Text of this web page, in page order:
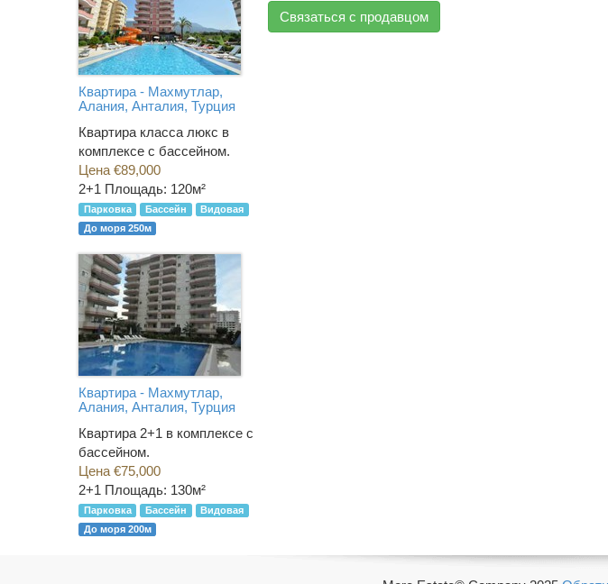
Связаться с продавцом
Квартира - Махмутлар,
Алания, Анталия, Турция
Квартира класса люкс в
комплексе с бассейном.
Цена €89,000
2+1 Площадь: 120м²
Парковка Бассейн
Видовая
До моря 250м
Квартира - Махмутлар,
Алания, Анталия, Турция
Квартира 2+1 в комплексе с
бассейном.
Цена €75,000
2+1 Площадь: 130м²
Парковка Бассейн
Видовая
До моря 200м